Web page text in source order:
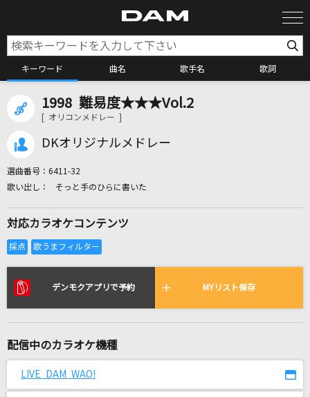
キーワード 曲名 歌手名 歌詞
カラオケ検索
リアルタイムで歌われている曲の一覧
aLIEz
1998 難易度★★★Vol.2
[ オリコンメドレー ]
DKオリジナルメドレー
選曲番号： 6411-32
そっと手のひらに書いた
対応カラオケコンテンツ
デンモクアプリで予約 MYリスト保存
配信中のカラオケ機種
LIVE DAM WAO!